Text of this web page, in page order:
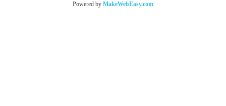
Powered by MakeWebEasy.com